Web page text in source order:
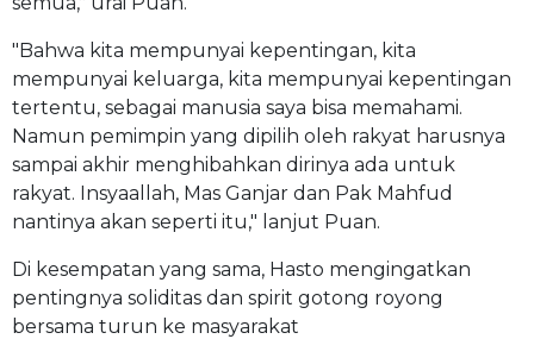
"Bahwa kita mempunyai kepentingan, kita
mempunyai keluarga, kita mempunyai kepentingan
tertentu, sebagai manusia saya bisa memahami.
Namun pemimpin yang dipilih oleh rakyat harusnya
sampai akhir menghibahkan dirinya ada untuk
rakyat. Insyaallah, Mas Ganjar dan Pak Mahfud
nantinya akan seperti itu," lanjut Puan.
Di kesempatan yang sama, Hasto mengingatkan
pentingnya soliditas dan spirit gotong royong
bersama turun ke masyarakat